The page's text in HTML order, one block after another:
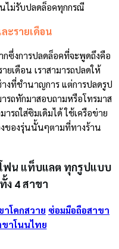
ไม่รับปลดล็อคทุกกรณี
ะรายเดือน
ซึ่งการปลดล็อคที่จะพูดถึงคือ
ยเดือน เราสามารถปลดให้
างที่ชำนาญการ แต่การปลดรูป
ถทักมาสอบถามหรือโทรมาส
รถใส่ซิมเดิมได้ ใช้เครือข่าย
งของรุ่นนั้นๆตามที่ทางร้าน
ฟน แท็บแลต ทุกรูปแบบ
ง 4 สาขา
โคกสวาย ซ่อมมือถือสาขา
าโนนไทย